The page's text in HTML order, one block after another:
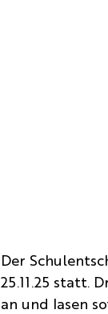
Der
25.11.25 statt.
an und lasen